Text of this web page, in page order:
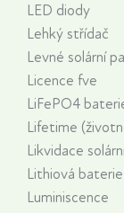
LED diody
Lehký střídač
Levné solární
Licence fve
LiFePO4
Lifetime
Likvidace
Lithiová baterie
Luminiscence